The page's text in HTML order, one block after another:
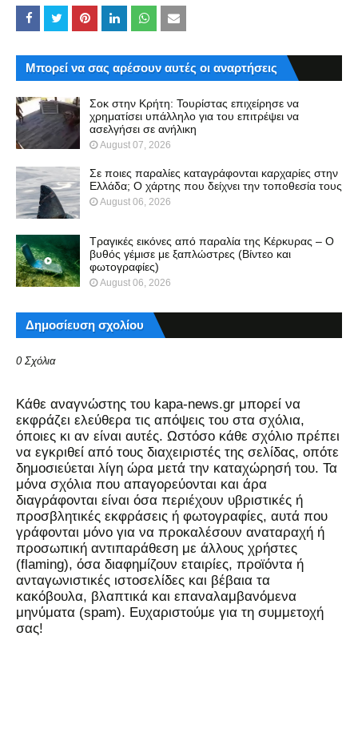
Μπορεί να σας αρέσουν αυτές οι αναρτήσεις
Σοκ στην Κρήτη: Τουρίστας επιχείρησε να
χρηματίσει υπάλληλο για του επιτρέψει να
ασελγήσει σε ανήλικη
August 07, 2026
Σε ποιες παραλίες καταγράφονται καρχαρίες στην
Ελλάδα; Ο χάρτης που δείχνει την τοποθεσία τους
August 06, 2026
Τραγικές εικόνες από παραλία της Κέρκυρας – Ο
βυθός γέμισε με ξαπλώστρες (Βίντεο και
φωτογραφίες)
August 06, 2026
Δημοσίευση σχολίου
0 Σχόλια
Kάθε αναγνώστης του kapa-news.gr μπορεί να
εκφράζει ελεύθερα τις απόψεις του στα σχόλια,
όποιες κι αν είναι αυτές. Ωστόσο κάθε σχόλιο πρέπει
να εγκριθεί από τους διαχειριστές της σελίδας, οπότε
δημοσιεύεται λίγη ώρα μετά την καταχώρησή του. Τα
μόνα σχόλια που απαγορεύονται και άρα
διαγράφονται είναι όσα περιέχουν υβριστικές ή
προσβλητικές εκφράσεις ή φωτογραφίες, αυτά που
γράφονται μόνο για να προκαλέσουν αναταραχή ή
προσωπική αντιπαράθεση με άλλους χρήστες
(flaming), όσα διαφημίζουν εταιρίες, προϊόντα ή
ανταγωνιστικές ιστοσελίδες και βέβαια τα
κακόβουλα, βλαπτικά και επαναλαμβανόμενα
μηνύματα (spam). Ευχαριστούμε για τη συμμετοχή
σας!